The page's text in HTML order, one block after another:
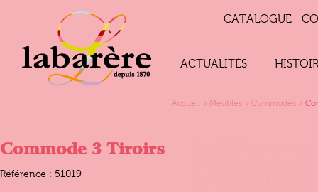
CATALOGUE
ACTUALITÉS
Accueil > Meubles > Commodes >
Commode 3 Tiroirs
Référence : 51019